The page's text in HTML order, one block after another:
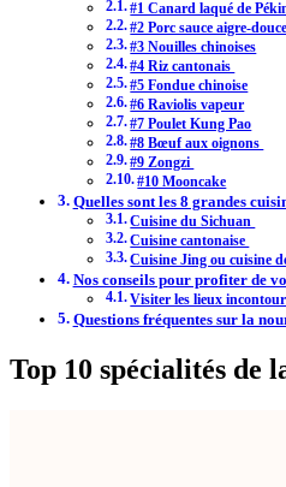
#1 Canard laqué de
#2 Porc sauce aigre-douce
#3 Nouilles chinoises
#4 Riz cantonais
#5 Fondue chinoise
#6 Raviolis vapeur
#7 Poulet Kung Pao
#8 Bœuf aux oignons
#9 Zongzi
#10 Mooncake
Quelles sont les 8 grandes
Cuisine du Sichuan
Cuisine cantonaise
Cuisine Jing ou cuisine
Nos conseils pour profiter de
Visiter les lieux
Questions fréquentes sur la
Top 10 spécialités de